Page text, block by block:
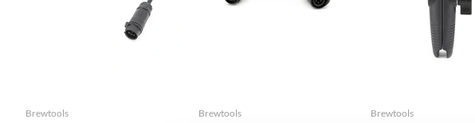
Brewtools Brewtools Brewtools